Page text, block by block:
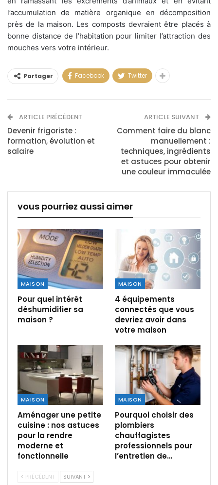
l’accumulation de matière organique en décomposition
près de la maison. Les composts devraient être placés à
bonne distance de l’habitation pour limiter l’attraction des
mouches vers votre intérieur.
Partager Facebook Twitter
ARTICLE PRÉCÉDENT
Devenir frigoriste :
formation, évolution et
salaire
ARTICLE SUIVANT
Comment faire du blanc
manuellement :
techniques, ingrédients
et astuces pour obtenir
une couleur immaculée
vous pourriez aussi aimer
MAISON
Pour quel intérêt
déshumidifier sa
maison ?
MAISON
4 équipements
connectés que vous
devriez avoir dans
votre maison
MAISON
Aménager une petite
cuisine : nos astuces
pour la rendre
moderne et
fonctionnelle
MAISON
Pourquoi choisir des
plombiers
chauffagistes
professionnels pour
l’entretien de…
PRÉCÉDENT SUIVANT